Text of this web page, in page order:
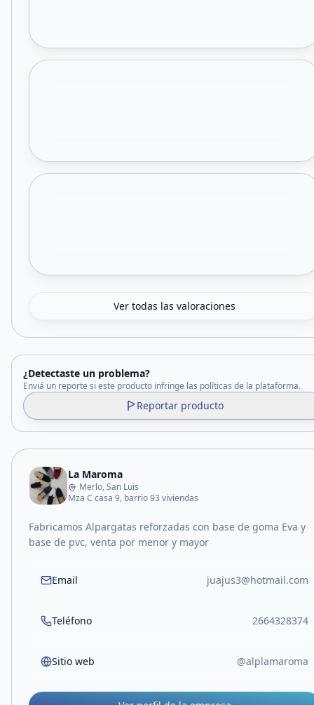
Ver todas las valoraciones
¿Detectaste un problema?
Enviá un reporte si este producto infringe las políticas de la plataforma.
Reportar producto
La Maroma
Merlo, San Luis
Mza C casa 9, barrio 93 viviendas
Fabricamos Alpargatas reforzadas con base de goma Eva y
base de pvc, venta por menor y mayor
Email juajus3@hotmail.com
Teléfono 2664328374
Sitio web @alplamaroma